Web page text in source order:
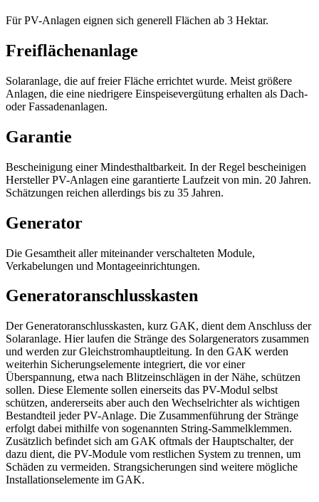
Für PV-Anlagen eignen sich generell Flächen ab 3 Hektar.
Freiflächenanlage
Solaranlage, die auf freier Fläche errichtet wurde. Meist größere
Anlagen, die eine niedrigere Einspeisevergütung erhalten als Dach-
oder Fassadenanlagen.
Garantie
Bescheinigung einer Mindesthaltbarkeit. In der Regel bescheinigen
Hersteller PV-Anlagen eine garantierte Laufzeit von min. 20 Jahren.
Schätzungen reichen allerdings bis zu 35 Jahren.
Generator
Die Gesamtheit aller miteinander verschalteten Module,
Verkabelungen und Montageeinrichtungen.
Generatoranschlusskasten
Der Generatoranschlusskasten, kurz GAK, dient dem Anschluss der
Solaranlage. Hier laufen die Stränge des Solargenerators zusammen
und werden zur Gleichstromhauptleitung. In den GAK werden
weiterhin Sicherungselemente integriert, die vor einer
Überspannung, etwa nach Blitzeinschlägen in der Nähe, schützen
sollen. Diese Elemente sollen einerseits das PV-Modul selbst
schützen, andererseits aber auch den Wechselrichter als wichtigen
Bestandteil jeder PV-Anlage. Die Zusammenführung der Stränge
erfolgt dabei mithilfe von sogenannten String-Sammelklemmen.
Zusätzlich befindet sich am GAK oftmals der Hauptschalter, der
dazu dient, die PV-Module vom restlichen System zu trennen, um
Schäden zu vermeiden. Strangsicherungen sind weitere mögliche
Installationselemente im GAK.